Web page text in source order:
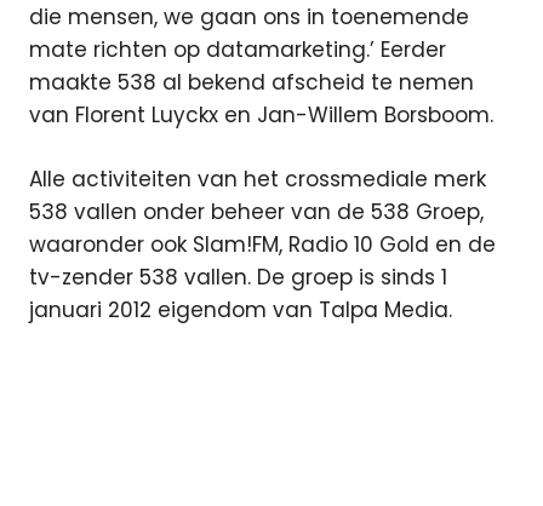
die mensen, we gaan ons in toenemende
mate richten op datamarketing.’ Eerder
maakte 538 al bekend afscheid te nemen
van Florent Luyckx en Jan-Willem Borsboom.
Alle activiteiten van het crossmediale merk
538 vallen onder beheer van de 538 Groep,
waaronder ook Slam!FM, Radio 10 Gold en de
tv-zender 538 vallen. De groep is sinds 1
januari 2012 eigendom van Talpa Media.